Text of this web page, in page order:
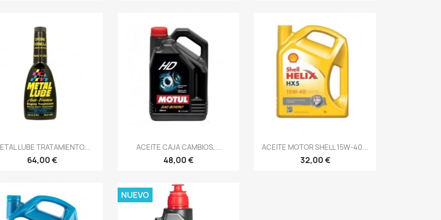
Vista rápida
LUBE TRATAMIENTO...
64,00 €
Vista rápida
ACEITE CAJA CAMBIOS,...
48,00 €
Vista rápida
ACEITE MOTOR SHELL 15W-40...
32,00 €
NUEVO